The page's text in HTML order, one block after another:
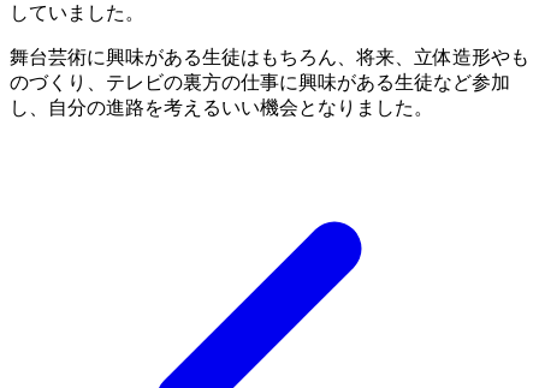
していました。
舞台芸術に興味がある生徒はもちろん、将来、立体造形やも
のづくり、テレビの裏方の仕事に興味がある生徒など参加
し、自分の進路を考えるいい機会となりました。